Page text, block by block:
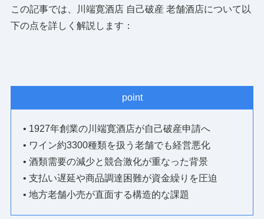
この記事では、川端寛酒店 自己破産 老舗酒店について以
下の点を詳しく解説します：
point
• 1927年創業の川端寛酒店が自己破産申請へ
• ワイン約3300種類を扱う老舗でも経営悪化
• 酒類需要の減少と競合激化が重なった背景
• 支払い遅延や商品調達困難が資金繰りを圧迫
• 地方老舗小売が直面する構造的な課題